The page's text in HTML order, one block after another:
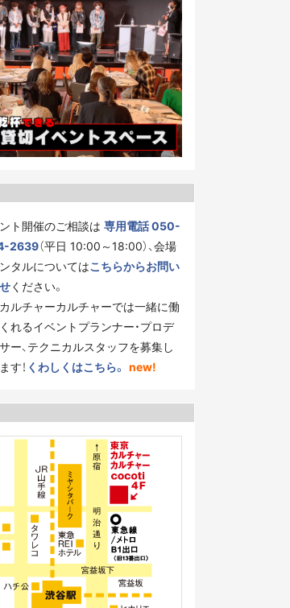
ト開催のご相談は 専用電話 050-
2639（平日 10:00～18:00）、会場
タルについてはこちらからお問い
ください。
ルチャーカルチャーでは一緒に働
れるイベントプランナー・プロデ
ー、テクニカルスタッフを募集し
す！ くわしくはこちら。 new!